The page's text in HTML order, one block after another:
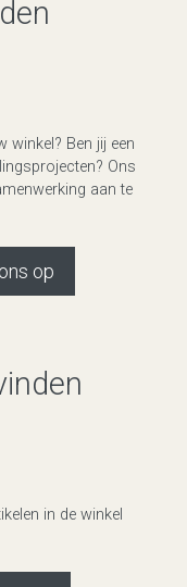
winkel? Ben jij een
Ons
aan te
op
in de winkel